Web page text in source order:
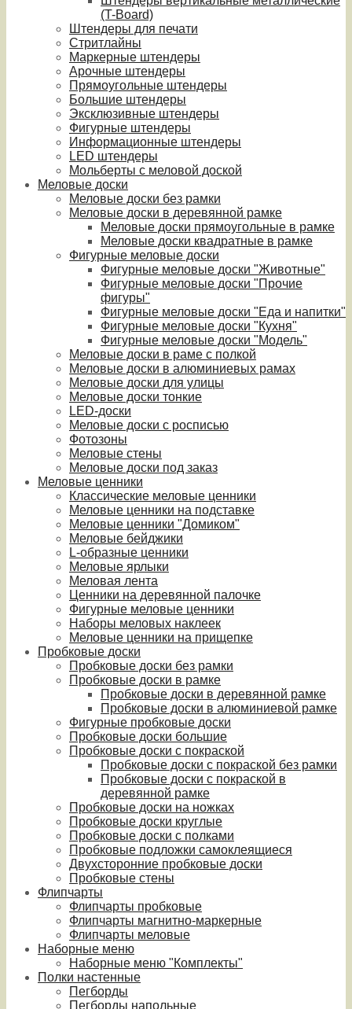
(T-Board)
Штендеры для печати
Стритлайны
Маркерные штендеры
Арочные штендеры
Прямоугольные штендеры
Большие штендеры
Эксклюзивные штендеры
Фигурные штендеры
Информационные штендеры
LED штендеры
Мольберты с меловой доской
Меловые доски
Меловые доски без рамки
Меловые доски в деревянной рамке
Меловые доски прямоугольные в рамке
Меловые доски квадратные в рамке
Фигурные меловые доски
Фигурные меловые доски "Животные"
Фигурные меловые доски "Прочие
фигуры"
Фигурные меловые доски "Еда и напитки"
Фигурные меловые доски "Кухня"
Фигурные меловые доски "Модель"
Меловые доски в раме с полкой
Меловые доски в алюминиевых рамах
Меловые доски для улицы
Меловые доски тонкие
LED-доски
Меловые доски с росписью
Фотозоны
Меловые стены
Меловые доски под заказ
Меловые ценники
Классические меловые ценники
Меловые ценники на подставке
Меловые ценники "Домиком"
Меловые бейджики
L-образные ценники
Меловые ярлыки
Меловая лента
Ценники на деревянной палочке
Фигурные меловые ценники
Наборы меловых наклеек
Меловые ценники на прищепке
Пробковые доски
Пробковые доски без рамки
Пробковые доски в рамке
Пробковые доски в деревянной рамке
Пробковые доски в алюминиевой рамке
Фигурные пробковые доски
Пробковые доски большие
Пробковые доски с покраской
Пробковые доски с покраской без рамки
Пробковые доски с покраской в
деревянной рамке
Пробковые доски на ножках
Пробковые доски круглые
Пробковые доски с полками
Пробковые подложки самоклеящиеся
Двухсторонние пробковые доски
Пробковые стены
Флипчарты
Флипчарты пробковые
Флипчарты магнитно-маркерные
Флипчарты меловые
Наборные меню
Наборные меню "Комплекты"
Полки настенные
Пегборды
Пегборды напольные